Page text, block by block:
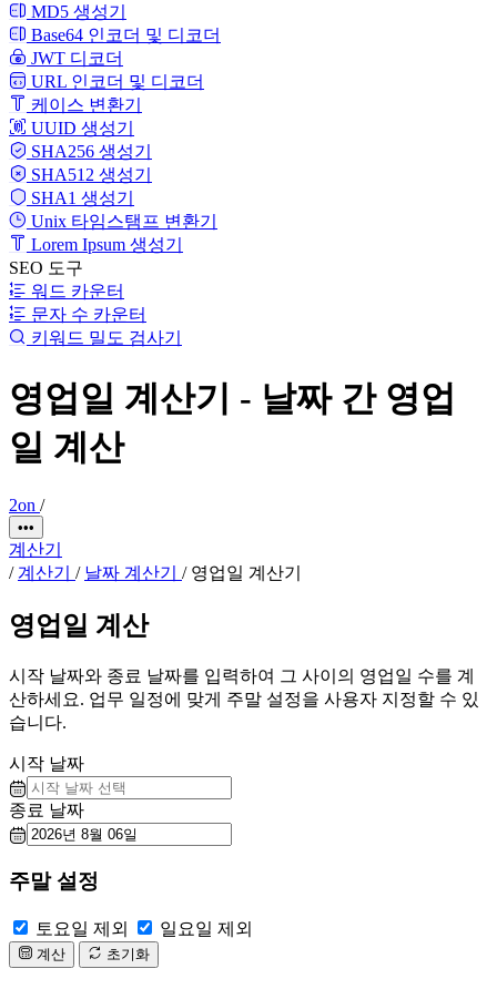
MD5 생성기
Base64 인코더 및 디코더
JWT 디코더
URL 인코더 및 디코더
케이스 변환기
UUID 생성기
SHA256 생성기
SHA512 생성기
SHA1 생성기
Unix 타임스탬프 변환기
Lorem Ipsum 생성기
SEO 도구
워드 카운터
문자 수 카운터
키워드 밀도 검사기
영업일 계산기 - 날짜 간 영업
일 계산
2on /
•••
계산기
/ 계산기 / 날짜 계산기 / 영업일 계산기
영업일 계산
시작 날짜와 종료 날짜를 입력하여 그 사이의 영업일 수를 계
산하세요. 업무 일정에 맞게 주말 설정을 사용자 지정할 수 있
습니다.
시작 날짜
종료 날짜
주말 설정
토요일 제외 일요일 제외
계산 초기화